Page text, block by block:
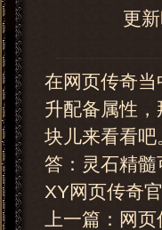
更
在网页传奇
升配备属性
块儿来看看
答：灵石精
XY网页传奇
上一篇：网